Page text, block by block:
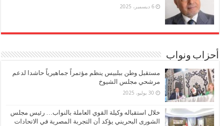
6 ديسمبر، 2025
أحزاب ونواب
مستقبل وطن ببلبيس ينظم مؤتمراً جماهيرياً حاشدا لدعم
مرشحي مجلس الشيوخ
30 يوليو، 2025
خلال استقباله وكيلة القوي العاملة بالنواب… رئيس مجلس
الشورى البحريني يؤكد أن التجربة المصرية في الاتحادات